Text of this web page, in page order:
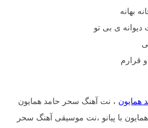
بهانه
ی بی تو
قرارم
همایون ، نت آهنگ سحر حامد همایون
با پیانو ،نت موسیقی آهنگ سحر